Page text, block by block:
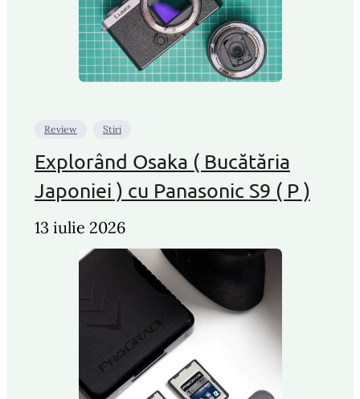
Review Stiri
Explorând Osaka ( Bucătăria
Japoniei ) cu Panasonic S9 ( P )
13 iulie 2026